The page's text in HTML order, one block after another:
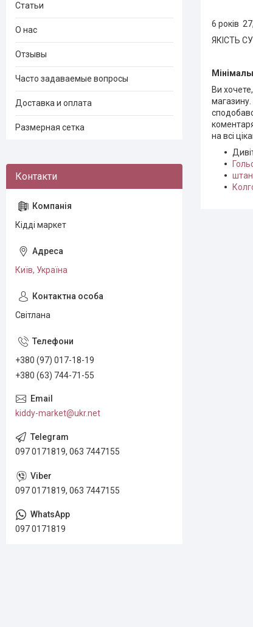
6 років
ЯКІСТЬ
Ви
магазину.
на всі
Статьи
О нас
Отзывы
Часто задаваемые вопросы
Доставка и оплата
Размерная сетка
Кідді маркет
Київ, Україна
Світлана
+380 (97) 017-18-19
+380 (63) 744-71-55
kiddy-market@ukr.net
097 0171819, 063 7447155
097 0171819, 063 7447155
097 0171819